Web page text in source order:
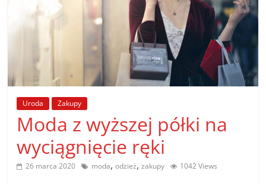
poznaj
te
poradniki.
Porady
praktyczne
Uroda Zakupy
Moda z wyższej półki na
wyciągnięcie ręki
26 marca 2020 moda,odzież,zakupy 1042 Views